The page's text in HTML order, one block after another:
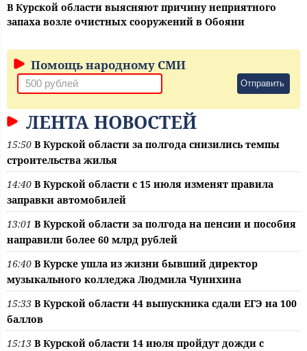
В Курской области выясняют причину неприятного
запаха возле очистных сооружений в Обояни
Помощь народному СМИ
Отправить
ЛЕНТА НОВОСТЕЙ
15:50 В Курской области за полгода снизились темпы
строительства жилья
14:40 В Курской области с 15 июля изменят правила
заправки автомобилей
13:01 В Курской области за полгода на пенсии и пособия
направили более 60 млрд рублей
16:40 В Курске ушла из жизни бывший директор
музыкального колледжа Людмила Чунихина
15:33 В Курской области 44 выпускника сдали ЕГЭ на 100
баллов
15:13 В Курской области 14 июля пройдут дожди с